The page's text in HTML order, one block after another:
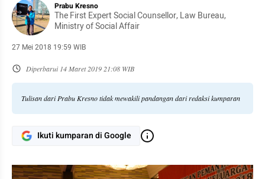
Prabu Kresno
The First Expert Social Counsellor, Law Bureau,
Ministry of Social Affair
27 Mei 2018 19:59 WIB
Diperbarui 14 Maret 2019 21:08 WIB
Tulisan dari Prabu Kresno tidak mewakili pandangan dari redaksi kumparan
Ikuti kumparan di Google